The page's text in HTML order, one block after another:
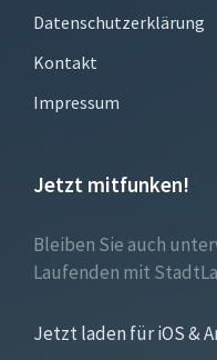
Datenschutzerklärung
Kontakt
Impressum
Jetzt mitfunken!
Bleiben Sie auch
Laufenden mit
Jetzt laden für iOS &